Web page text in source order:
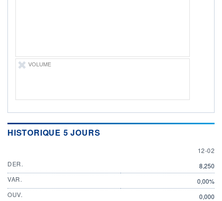
VOLUME
HISTORIQUE 5 JOURS
12
12-02
DER.
8,250
VAR.
0,00%
OUV.
0,000